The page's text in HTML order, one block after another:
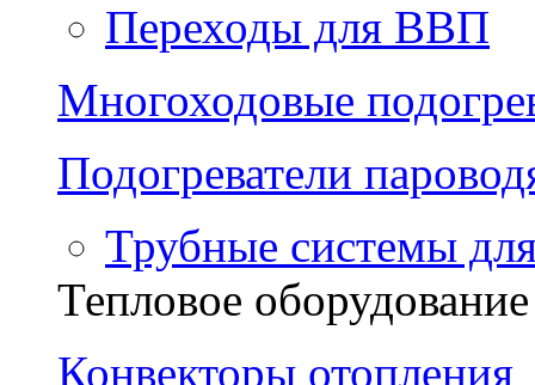
Переходы для ВВП
Многоходовые
Подогреватели
Трубные системы
Тепловое оборудование
Конвекторы отопления